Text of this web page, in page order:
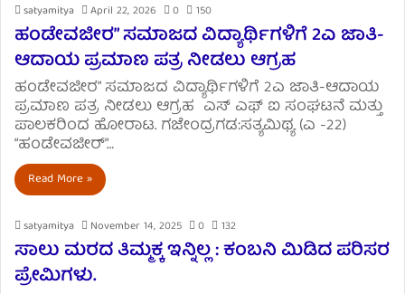
satyamitya April 22, 2026 0 150
ಹಂಡೇವಜೀರ” ಸಮಾಜದ ವಿದ್ಯಾರ್ಥಿಗಳಿಗೆ 2ಎ ಜಾತಿ-
ಆದಾಯ ಪ್ರಮಾಣ ಪತ್ರ ನೀಡಲು ಆಗ್ರಹ
ಹಂಡೇವಜೀರ” ಸಮಾಜದ ವಿದ್ಯಾರ್ಥಿಗಳಿಗೆ 2ಎ ಜಾತಿ-ಆದಾಯ
ಪ್ರಮಾಣ ಪತ್ರ ನೀಡಲು ಆಗ್ರಹ ಎಸ್ ಎಫ್ ಐ ಸಂಘಟನೆ ಮತ್ತು
ಪಾಲಕರಿಂದ ಹೋರಾಟ. ಗಜೇಂದ್ರಗಡ:ಸತ್ಯಮಿಥ್ಯ (ಎ -22)
“ಹಂಡೇವಜೀರ್”…
Read More »
satyamitya November 14, 2025 0 132
ಸಾಲು ಮರದ ತಿಮ್ಮಕ್ಕ ಇನ್ನಿಲ್ಲ : ಕಂಬನಿ ಮಿಡಿದ ಪರಿಸರ
ಪ್ರೇಮಿಗಳು.